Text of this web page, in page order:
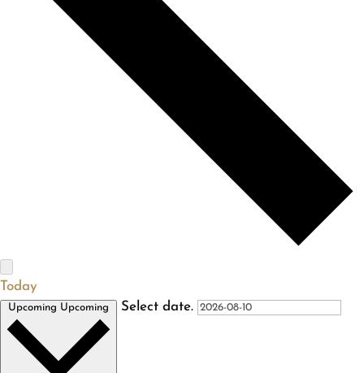
Today
Upcoming Upcoming Select date.